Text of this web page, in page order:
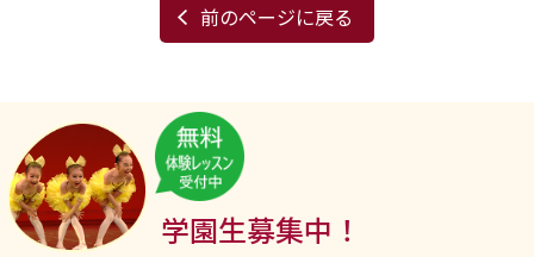
前のページに戻る
学園生募集中！